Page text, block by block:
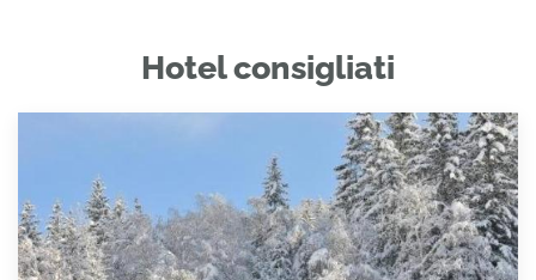
Hotel consigliati